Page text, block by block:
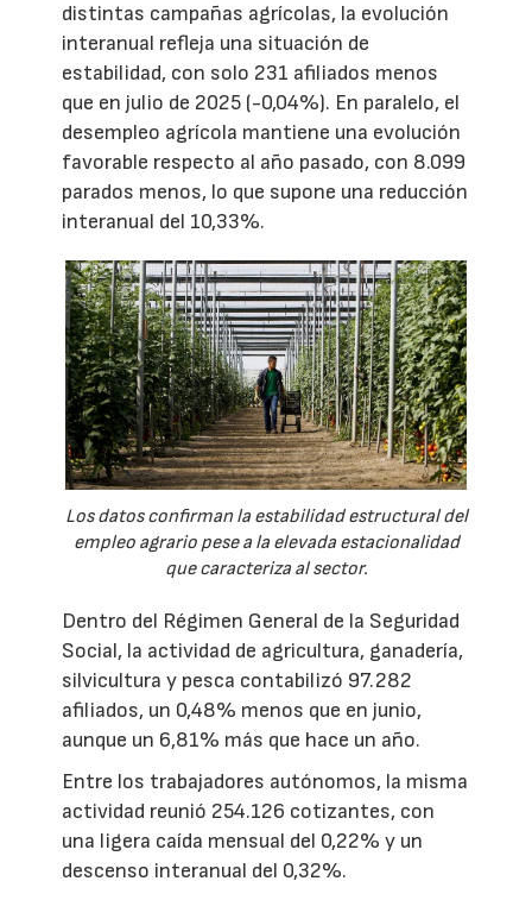
distintas campañas agrícolas, la evolución
interanual refleja una situación de
estabilidad, con solo 231 afiliados menos
que en julio de 2025 (-0,04%). En paralelo, el
desempleo agrícola mantiene una evolución
favorable respecto al año pasado, con 8.099
parados menos, lo que supone una reducción
interanual del 10,33%.
Los datos confirman la estabilidad estructural del
empleo agrario pese a la elevada estacionalidad
que caracteriza al sector.
Dentro del Régimen General de la Seguridad
Social, la actividad de agricultura, ganadería,
silvicultura y pesca contabilizó 97.282
afiliados, un 0,48% menos que en junio,
aunque un 6,81% más que hace un año.
Entre los trabajadores autónomos, la misma
actividad reunió 254.126 cotizantes, con
una ligera caída mensual del 0,22% y un
descenso interanual del 0,32%.